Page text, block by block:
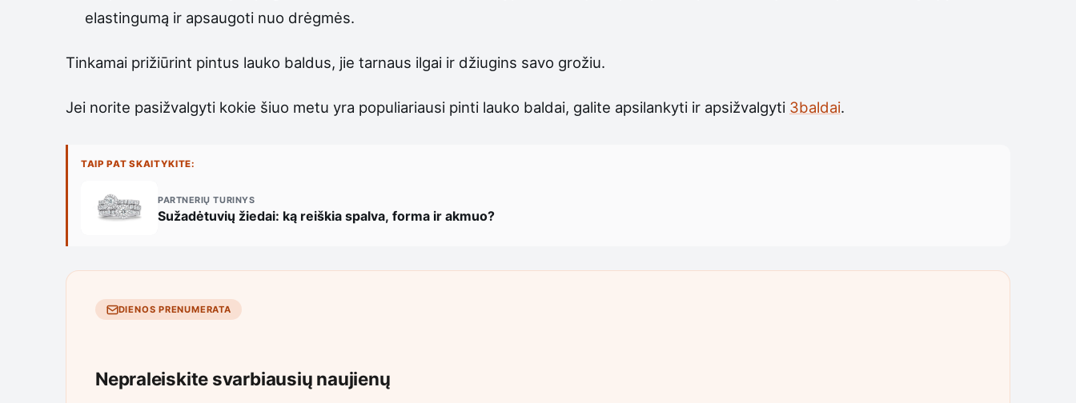
elastingumą ir apsaugoti nuo drėgmės.
Tinkamai prižiūrint pintus lauko baldus, jie tarnaus ilgai ir džiugins savo grožiu.
Jei norite pasižvalgyti kokie šiuo metu yra populiariausi pinti lauko baldai, galite apsilankyti ir apsižvalgyti 3baldai.
TAIP PAT SKAITYKITE:
PARTNERIŲ TURINYS
Sužadėtuvių žiedai: ką reiškia spalva, forma ir akmuo?
DIENOS PRENUMERATA
Nepraleiskite svarbiausių naujienų